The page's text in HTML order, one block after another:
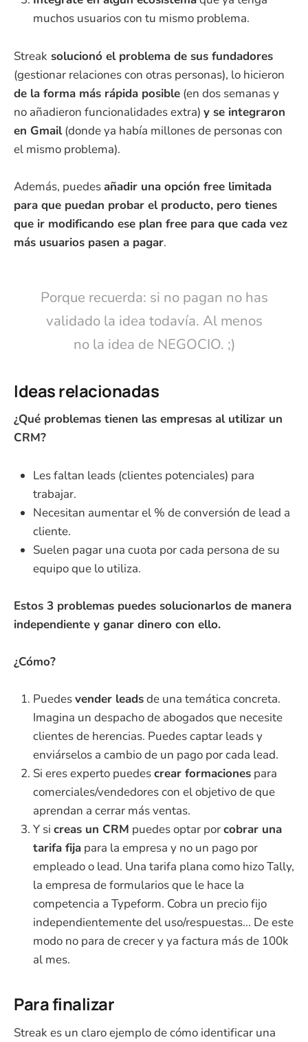
muchos usuarios con tu mismo problema.
Streak solucionó el problema de sus fundadores
(gestionar relaciones con otras personas), lo hicieron
de la forma más rápida posible (en dos semanas y
no añadieron funcionalidades extra) y se integraron
en Gmail(donde ya había millones de personas con
el mismo problema).
Además, puedesañadir una opción free limitada
para que puedan probar el producto, pero tienes
que ir modificando ese plan free para que cada vez
más usuarios pasen a pagar.
Porque recuerda: si no pagan no has
validado la idea todavía. Al menos
no la idea de NEGOCIO. ;)
Ideas relacionadas
¿Qué problemas tienen las empresas al utilizar un
CRM?
Les faltan leads (clientes potenciales) para
trabajar.
Necesitan aumentar el % de conversión de lead a
cliente.
Suelen pagar una cuota por cada persona de su
equipo que lo utiliza.
Estos 3 problemas puedes solucionarlos de manera
independiente y ganar dinero con ello.
¿Cómo?
Puedesvender leadsde una temática concreta.
Imagina un despacho de abogados que necesite
clientes de herencias. Puedes captar leads y
enviárselos a cambio de un pago por cada lead.
Si eres experto puedescrear formaciones para
comerciales/vendedores con el objetivo de que
aprendan a cerrar más ventas.
Y si creas un CRM puedes optar porcobrar una
tarifa fija para la empresa y no un pago por
empleado o lead. Una tarifa plana como hizo Tally,
la empresa de formularios que le hace la
competencia a Typeform. Cobra un precio fijo
independientemente del uso/respuestas... De este
modo no para de crecer y ya factura más de 100k
al mes.
Para finalizar
Streak es un claro ejemplo de cómo identificar una